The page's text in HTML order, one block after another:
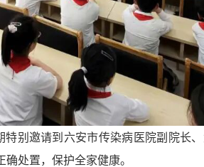
特别邀请到六安市传染病医院副院
处置，保护全家健康。